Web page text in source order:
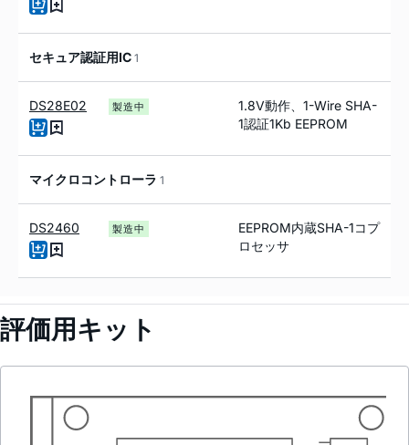
セキュア認証用IC 1
DS28E02 製造中
1.8V動作、1-Wire SHA-
1認証1Kb EEPROM
マイクロコントローラ 1
DS2460 製造中
EEPROM内蔵SHA-1コプ
ロセッサ
評価用キット